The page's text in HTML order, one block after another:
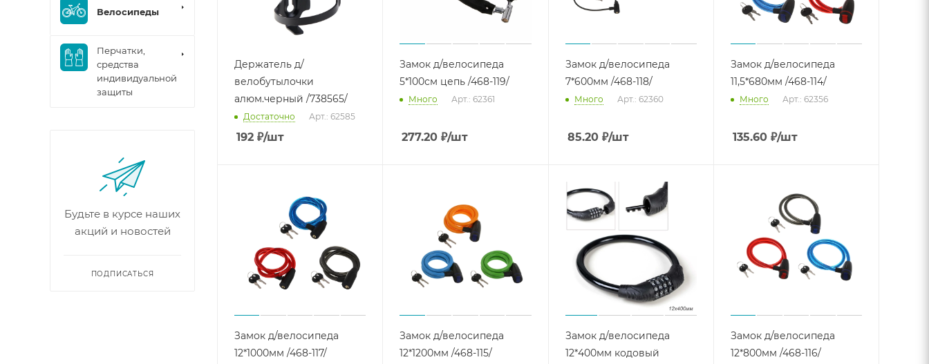
Держатель д/
велобутылочки
алюм.черный /738565/
Достаточно Арт.: 62585
192 ₽/шт
Замок д/велосипеда
5*100см цепь /468-119/
Много Арт.: 62361
277.20 ₽/шт
Замок д/велосипеда
7*600мм /468-118/
Много Арт.: 62360
85.20₽/шт
Замок д/велосипеда
11,5*680мм /468-114/
Много Арт.: 62356
135.60₽/шт
Замок д/велосипеда
12*1000мм /468-117/
Замок д/велосипеда
12*1200мм /468-115/
Замок д/велосипеда
12*400мм кодовый
Замок д/велосипеда
12*800мм /468-116/
Велосипеды
Перчатки,
средства
индивидуальной
защиты
Будьте в курсе наших
акций и новостей
ПОДПИСАТЬСЯ